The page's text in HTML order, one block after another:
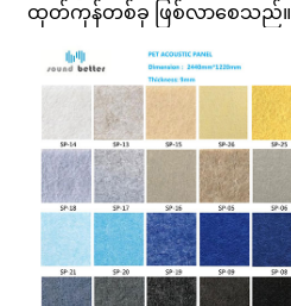
ထုတ်ကုန်တစ်ခု ဖြစ်လာစေသည်။